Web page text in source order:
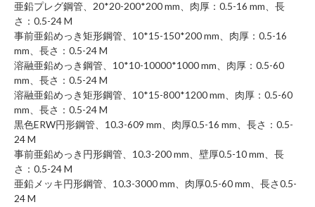
亜鉛プレグ鋼管、20*20-200*200 mm、肉厚：0.5-16 mm、長
さ：0.5-24 M
事前亜鉛めっき矩形鋼管、10*15-150*200 mm、肉厚：0.5-16
mm、長さ：0.5-24 M
溶融亜鉛めっき鋼管、10*10-10000*1000 mm、肉厚：0.5-60
mm、長さ：0.5-24 M
溶融亜鉛めっき矩形鋼管、10*15-800*1200 mm、肉厚：0.5-60
mm、長さ：0.5-24 M
黒色ERW円形鋼管、10.3-609 mm、肉厚0.5-16 mm、長さ：0.5-
24 M
事前亜鉛めっき円形鋼管、10.3-200 mm、壁厚0.5-10 mm、長
さ：0.5-24 M
亜鉛メッキ円形鋼管、10.3-3000 mm、肉厚0.5-60 mm、長さ0.5-
24 M